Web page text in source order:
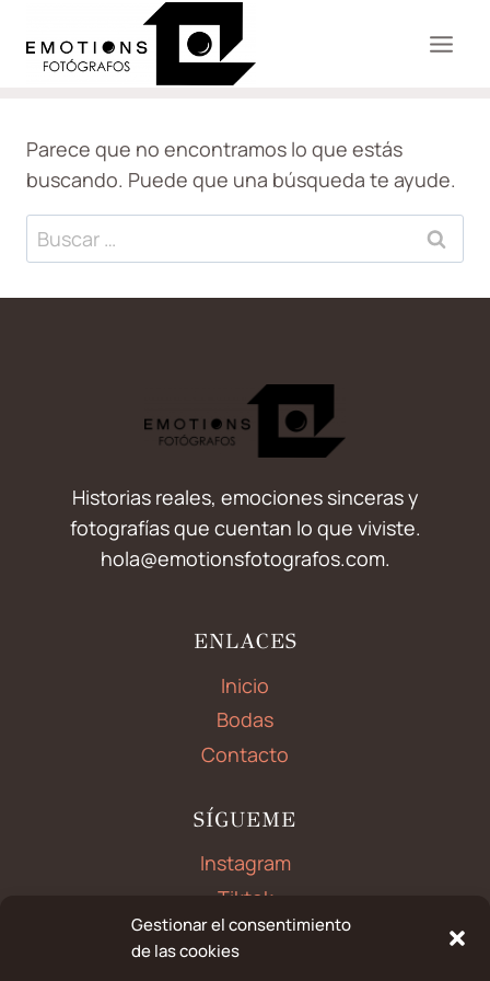
Gestionar el consentimiento
de las cookies
contenido
Parece que no encontramos lo que estás
buscando. Puede que una búsqueda te ayude.
Buscar:
Historias reales, emociones sinceras y
fotografías que cuentan lo que viviste.
hola@emotionsfotografos.com.
ENLACES
Inicio
Bodas
Contacto
SÍGUEME
Instagram
Tiktok
Facebook